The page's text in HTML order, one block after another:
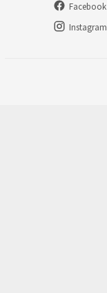
Facebook
Instagram